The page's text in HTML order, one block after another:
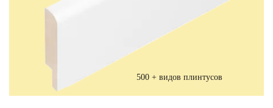
500 + видов плинтусов